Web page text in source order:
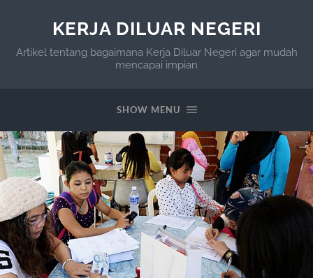
KERJA DILUAR NEGERI
Artikel tentang bagaimana Kerja Diluar Negeri agar mudah
mencapai impian
SHOW MENU